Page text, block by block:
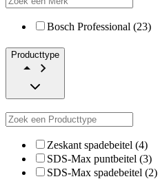
Bosch Professional (23)
Producttype
Zeskant spadebeitel (4)
SDS-Max puntbeitel (3)
SDS-Max spadebeitel (2)